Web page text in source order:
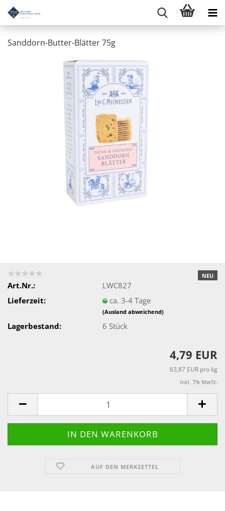
Sanddorn-Butter-Blätter 75g
NEU
Art.Nr.:
LWC827
Lieferzeit:
ca. 3-4 Tage
(Ausland abweichend)
Lagerbestand: 6 Stück
4,79 EUR
63,87 EUR pro kg
inkl. 7% MwSt.
AUF DEN MERKZETTEL